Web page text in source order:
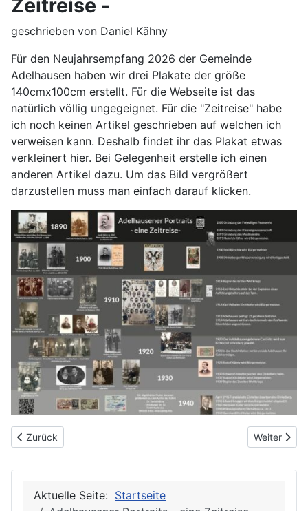
Zeitreise -
geschrieben von Daniel Kähny
Für den Neujahrsempfang 2026 der Gemeinde
Adelhausen haben wir drei Plakate der größe
140cmx100cm erstellt. Für die Webseite ist das
natürlich völlig ungegeignet. Für die "Zeitreise" habe
ich noch keinen Artikel geschrieben auf welchen ich
verweisen kann. Deshalb findet ihr das Plakat etwas
verkleinert hier. Bei Gelegenheit erstelle ich einen
anderen Artikel dazu. Um das Bild vergrößert
darzustellen muss man einfach darauf klicken.
Vorheriger Beitrag: Ein Zufall - Zwei Generationen Rückwärts-
Zurück Nächster
Weiter
Aktuelle Seite: Startseite